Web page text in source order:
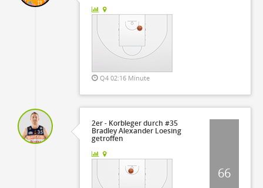
Q4 02:16 Minute
2er - Korbleger durch #35
Bradley Alexander Loesing
getroffen
66